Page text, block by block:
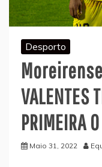
Desporto
Moreirense
VALENTES
PRIMEIRA O
Maio 31, 2022